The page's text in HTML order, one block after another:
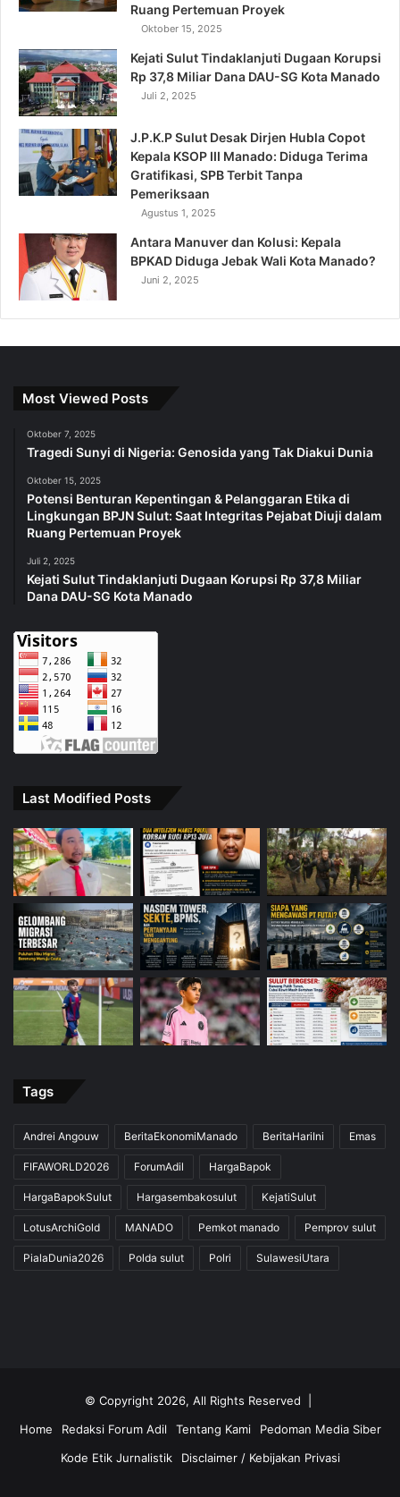
Ruang Pertemuan Proyek
Oktober 15, 2025
Kejati Sulut Tindaklanjuti Dugaan Korupsi
Rp 37,8 Miliar Dana DAU-SG Kota Manado
Juli 2, 2025
J.P.K.P Sulut Desak Dirjen Hubla Copot
Kepala KSOP III Manado: Diduga Terima
Gratifikasi, SPB Terbit Tanpa
Pemeriksaan
Agustus 1, 2025
Antara Manuver dan Kolusi: Kepala
BPKAD Diduga Jebak Wali Kota Manado?
Juni 2, 2025
Most Viewed Posts
Oktober 7, 2025
Tragedi Sunyi di Nigeria: Genosida yang Tak Diakui Dunia
Oktober 15, 2025
Potensi Benturan Kepentingan & Pelanggaran Etika di
Lingkungan BPJN Sulut: Saat Integritas Pejabat Diuji dalam
Ruang Pertemuan Proyek
Juli 2, 2025
Kejati Sulut Tindaklanjuti Dugaan Korupsi Rp 37,8 Miliar
Dana DAU-SG Kota Manado
Last Modified Posts
Tags
Andrei Angouw BeritaEkonomiManado BeritaHariIni Emas
FIFAWORLD2026 ForumAdil HargaBapok
HargaBapokSulut Hargasembakosulut KejatiSulut
LotusArchiGold MANADO Pemkot manado Pemprov sulut
PialaDunia2026 Polda sulut Polri SulawesiUtara
© Copyright 2026, All Rights Reserved |
Home
Redaksi Forum Adil Tentang Kami
Pedoman Media Siber
Kode Etik Jurnalistik
Disclaimer / Kebijakan Privasi